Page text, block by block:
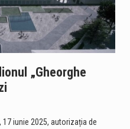
„Gheorghe
iunie 2025, autorizația de